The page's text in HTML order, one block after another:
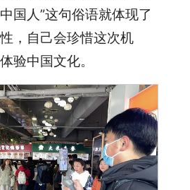
国人”这句俗语就体现了
，自己会珍惜这次机
验中国文化。